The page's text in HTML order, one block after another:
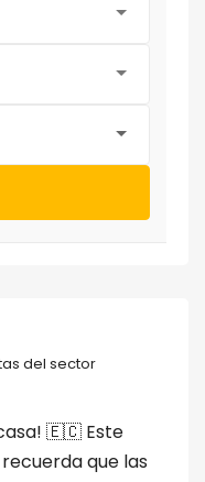
del sector